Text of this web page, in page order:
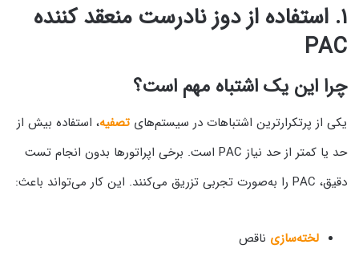
۱. استفاده از دوز نادرست منعقد کننده
PAC
چرا این یک اشتباه مهم است؟
یکی از پرتکرارترین اشتباهات در سیستم‌های تصفیه، استفاده بیش از
حد یا کمتر از حد نیاز PAC است. برخی اپراتورها بدون انجام تست
دقیق، PAC را به‌صورت تجربی تزریق می‌کنند. این کار می‌تواند باعث:
لخته‌سازی ناقص